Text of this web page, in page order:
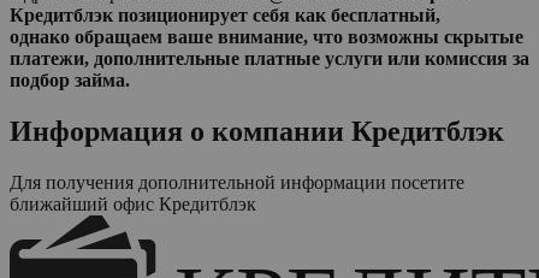
Кредитблэк позиционирует себя как бесплатный,
однако обращаем ваше внимание, что возможны скрытые
платежи, дополнительные платные услуги или комиссия за
подбор займа.
Информация о компании Кредитблэк
Для получения дополнительной информации посетите
ближайший офис Кредитблэк